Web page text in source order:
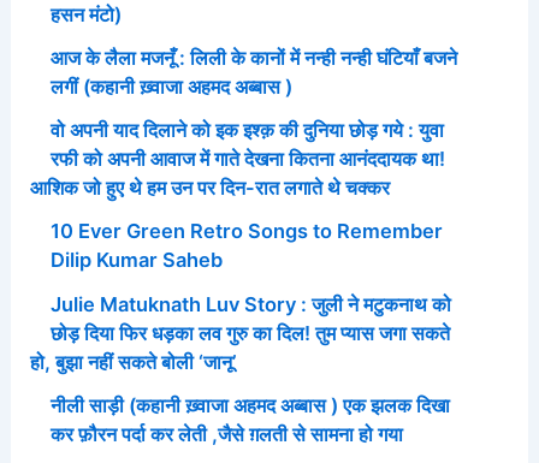
हसन मंटो)
आज के लैला मजनूँ : लिली के कानों में नन्ही नन्ही घंटियाँ बजने
लगीं (कहानी ख़्वाजा अहमद अब्बास )
वो अपनी याद दिलाने को इक इश्क़ की दुनिया छोड़ गये : युवा
रफी को अपनी आवाज में गाते देखना कितना आनंददायक था!
आशिक जो हुए थे हम उन पर दिन-रात लगाते थे चक्कर
10 Ever Green Retro Songs to Remember
Dilip Kumar Saheb
Julie Matuknath Luv Story : जुली ने मटुकनाथ को
छोड़ दिया फिर धड़का लव गुरु का दिल! तुम प्यास जगा सकते
हो, बुझा नहीं सकते बोली ‘जानू’
नीली साड़ी (कहानी ख़्वाजा अहमद अब्बास ) एक झलक दिखा
कर फ़ौरन पर्दा कर लेती ,जैसे ग़लती से सामना हो गया